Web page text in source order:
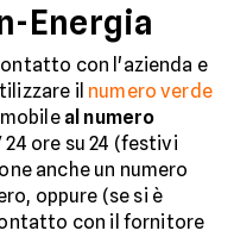
Energia
con l'azienda e
il numero verde
al numero
ore su 24 (festivi
anche un numero
oppure (se si è
con il fornitore